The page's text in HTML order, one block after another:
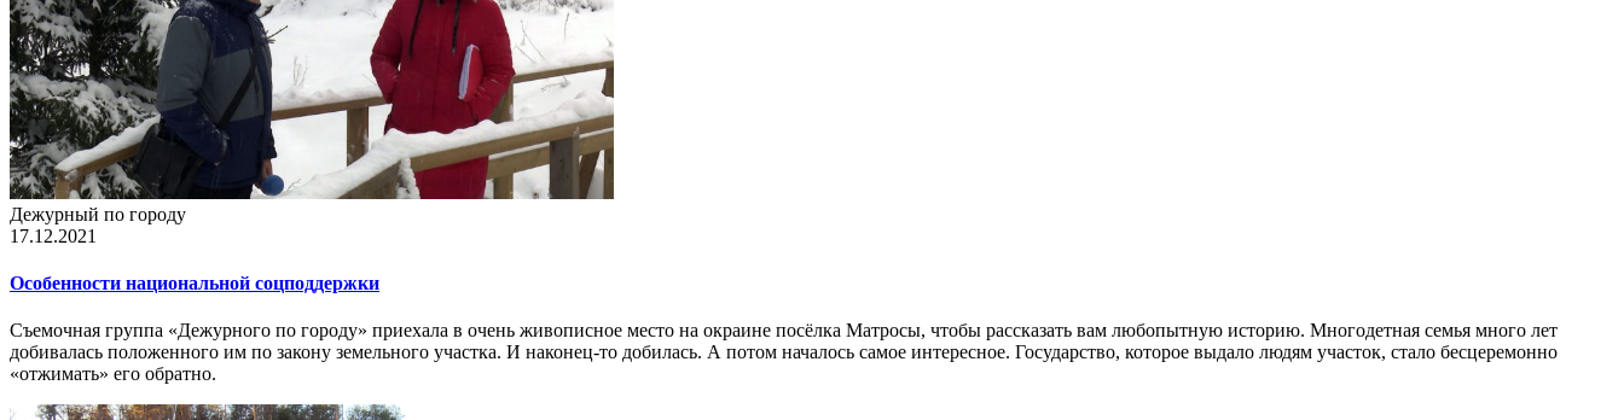
Дежурный по городу
17.12.2021
Особенности национальной соцподдержки
Съемочная группа «Дежурного по городу» приехала в очень живописное место на окраине посёлка Матросы, чтобы рассказать вам любопытную историю. Многодетная семья много лет
добивалась положенного им по закону земельного участка. И наконец-то добилась. А потом началось самое интересное. Государство, которое выдало людям участок, стало бесцеремонно
«отжимать» его обратно.